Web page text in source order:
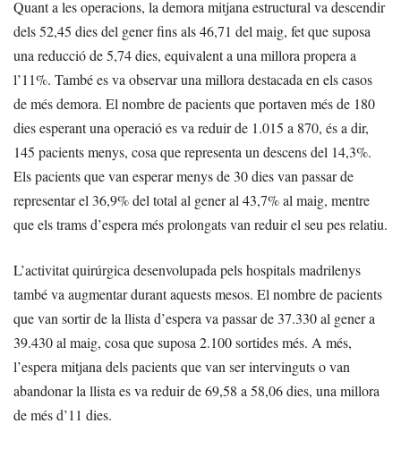
Quant a les operacions, la demora mitjana estructural va descendir
dels 52,45 dies del gener fins als 46,71 del maig, fet que suposa
una reducció de 5,74 dies, equivalent a una millora propera a
l’11%. També es va observar una millora destacada en els casos
de més demora. El nombre de pacients que portaven més de 180
dies esperant una operació es va reduir de 1.015 a 870, és a dir,
145 pacients menys, cosa que representa un descens del 14,3%.
Els pacients que van esperar menys de 30 dies van passar de
representar el 36,9% del total al gener al 43,7% al maig, mentre
que els trams d’espera més prolongats van reduir el seu pes relatiu.
L’activitat quirúrgica desenvolupada pels hospitals madrilenys
també va augmentar durant aquests mesos. El nombre de pacients
que van sortir de la llista d’espera va passar de 37.330 al gener a
39.430 al maig, cosa que suposa 2.100 sortides més. A més,
l’espera mitjana dels pacients que van ser intervinguts o van
abandonar la llista es va reduir de 69,58 a 58,06 dies, una millora
de més d’11 dies.